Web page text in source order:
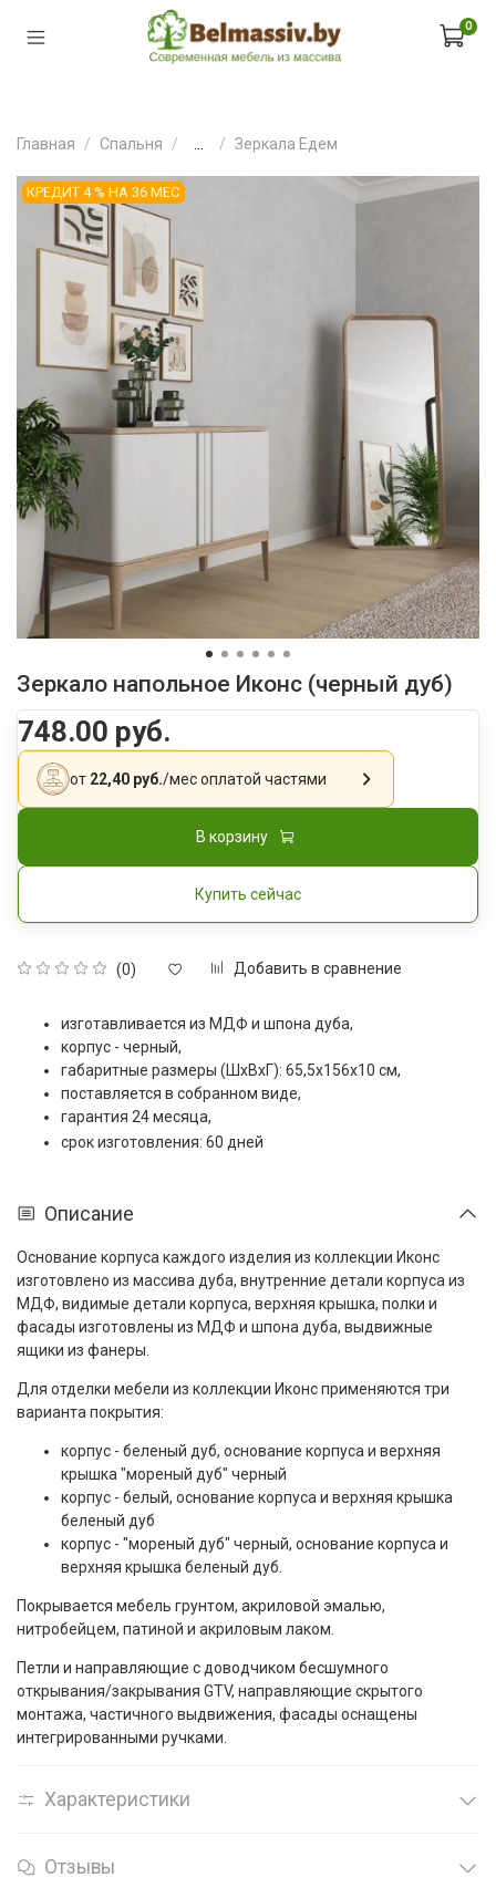
0
Главная Спальня Зеркала Едем
КРЕДИТ 4 % НА 36 МЕС
Зеркало напольное Иконс (черный дуб)
(0) Добавить в сравнение
748.00 руб.
от 22,40 руб./месоплатой частями
В корзину
Купить сейчас
изготавливается из МДФ и шпона дуба,
корпус - черный,
габаритные размеры (ШxВxГ): 65,5x156x10 см,
поставляется в собранном виде,
гарантия 24 месяца,
срок изготовления: 60 дней
Описание
Основание корпуса каждого изделия из коллекции Иконс
изготовлено из массива дуба, внутренние детали корпуса из
МДФ, видимые детали корпуса, верхняя крышка, полки и
фасады изготовлены из МДФ и шпона дуба, выдвижные
ящики из фанеры.
Для отделки мебели из коллекции Иконс применяются три
варианта покрытия:
корпус - беленый дуб, основание корпуса и верхняя
крышка "мореный дуб" черный
корпус - белый, основание корпуса и верхняя крышка
беленый дуб
корпус - "мореный дуб" черный, основание корпуса и
верхняя крышка беленый дуб.
Покрывается мебель грунтом, акриловой эмалью,
нитробейцем, патиной и акриловым лаком.
Петли и направляющие с доводчиком бесшумного
открывания/закрывания GTV, направляющие скрытого
монтажа, частичного выдвижения, фасады оснащены
интегрированными ручками.
Характеристики
Отзывы